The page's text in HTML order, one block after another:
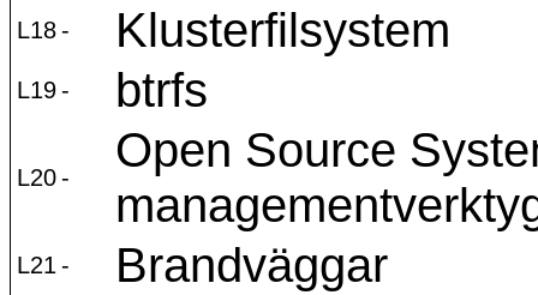
L18- Klusterfilsystem
L19- btrfs
L20-
Open Source
L21 - Brandväggar